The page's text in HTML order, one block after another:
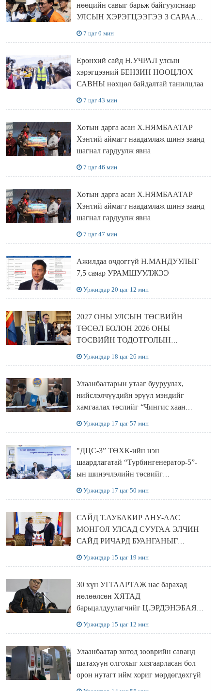
нөөцийн савыг барьж байгуулснаар
УЛСЫН ХЭРЭГЦЭЭГЭЭ 3 САРААР
7 цаг 0 мин
Ерөнхий сайд Н.УЧРАЛ улсын
хэрэгцээний БЕНЗИН НӨӨЦЛӨХ
САВНЫ нөхцөл байдалтай танилцлаа
7 цаг 43 мин
Хотын дарга асан Х.НЯМБААТАР
Хэнтий аймагт наадамлаж шинэ заанд
шагнал гардуулж явна
7 цаг 46 мин
Хотын дарга асан Х.НЯМБААТАР
Хэнтий аймагт наадамлаж шинэ заанд
шагнал гардуулж явна
7 цаг 47 мин
Ажилдаа очдоггүй Н.МАНДУУЛЫГ
7,5 саяар УРАМШУУЛЖЭЭ
Уржигдар 20 цаг 12 мин
2027 ОНЫ УЛСЫН ТӨСВИЙН
ТӨСӨЛ БОЛОН 2026 ОНЫ
ТӨСВИЙН ТОДОТГОЛЫН
Уржигдар 18 цаг 26 мин
Улаанбаатарын утааг бууруулах,
нийслэлчүүдийн эрүүл мэндийг
хамгаалах төслийг “Чингис хаан
Уржигдар 17 цаг 57 мин
"ДЦС-3” ТӨХК-ийн нэн
шаардлагатай “Турбингенератор-5”-
ын шинэчлэлийн төсвийг
Уржигдар 17 цаг 50 мин
САЙД Т.АУБАКИР АНУ-ААС
МОНГОЛ УЛСАД СУУГАА ЭЛЧИН
САЙД РИЧАРД БУАНГАНЫГ
Уржигдар 15 цаг 19 мин
30 хүн УГГААРТАЖ нас барахад
нөлөөлсөн ХЯТАД
барьцалдуулагчийг Ц.ЭРДЭНЭБАЯР
Уржигдар 15 цаг 12 мин
Улаанбаатар хотод зөөврийн саванд
шатахуун олгохыг хязгаарласан бол
орон нутагт ийм хориг мөрдөгдөхгүй